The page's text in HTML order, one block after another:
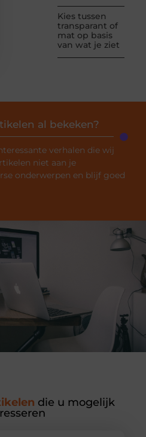
Kies tussen
transparant of
mat op basis
van wat je ziet
al bekeken?
verhalen die wij
niet aan je
onderwerpen en blijf goed
die u mogelijk